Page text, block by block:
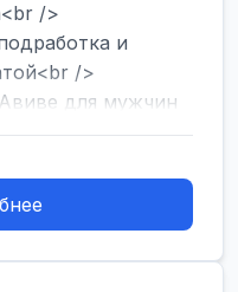
/>
и
/>
для мужчин